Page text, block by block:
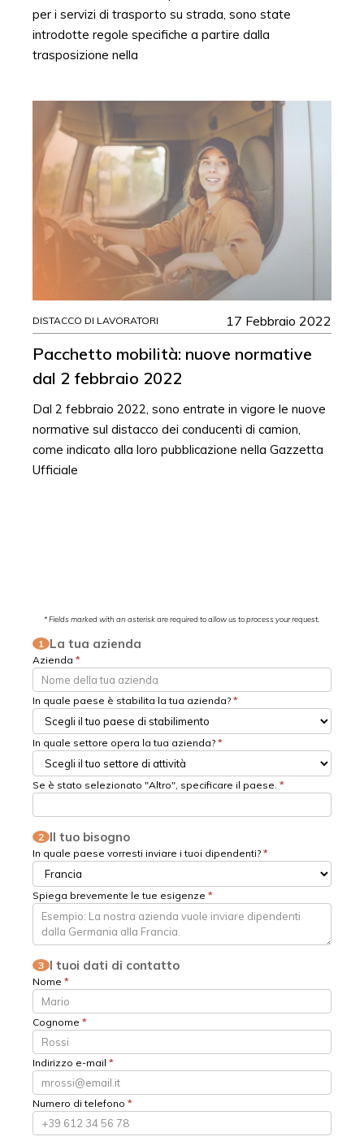
per i servizi di trasporto su strada, sono state
introdotte regole specifiche a partire dalla
trasposizione nella
DISTACCO DI LAVORATORI 17 Febbraio 2022
Pacchetto mobilità: nuove normative
dal 2 febbraio 2022
Dal 2 febbraio 2022, sono entrate in vigore le nuove
normative sul distacco dei conducenti di camion,
come indicato alla loro pubblicazione nella Gazzetta
Ufficiale
* Fields marked with an asterisk are required to allow us to process your request.
1 La tua azienda
Azienda *
In quale paese è stabilita la tua azienda? *
In quale settore opera la tua azienda? *
Se è stato selezionato "Altro", specificare il paese. *
2 Il tuo bisogno
In quale paese vorresti inviare i tuoi dipendenti? *
Spiega brevemente le tue esigenze *
3 I tuoi dati di contatto
Nome *
Cognome *
Indirizzo e-mail *
Numero di telefono *